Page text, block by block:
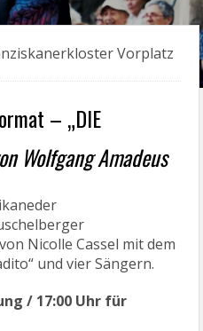
Vorplatz
– „DIE
Wolfgang Amadeus
Nicolle Cassel mit dem
und vier Sängern.
/ 17:00 Uhr für